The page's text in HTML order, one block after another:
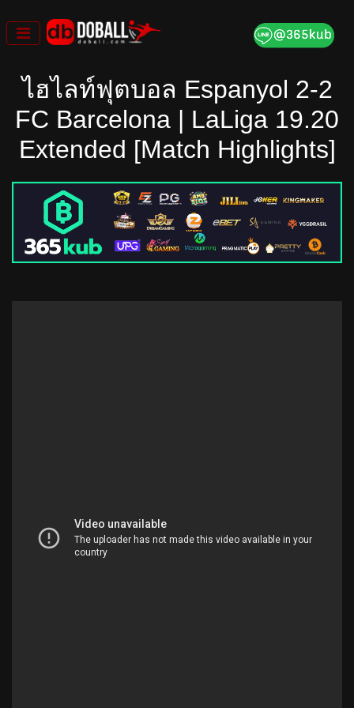
to
content
ไฮไลท์ฟุตบอล Espanyol 2-2
FC Barcelona | LaLiga 19.20
Extended [Match Highlights]